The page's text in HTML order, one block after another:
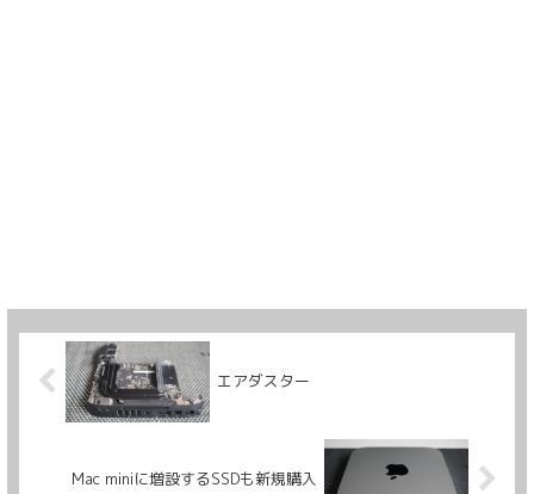
エアダスター
Mac miniに増設するSSDも新規購入